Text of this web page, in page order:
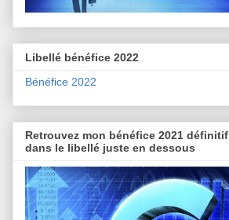
Libellé bénéfice 2022
Bénéfice 2022
Retrouvez mon bénéfice 2021 définitif
dans le libellé juste en dessous